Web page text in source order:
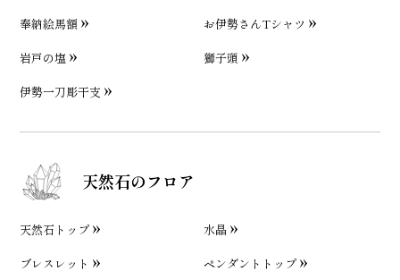
奉納絵馬額
お伊勢さんTシャツ
岩戸の塩
獅子頭
伊勢一刀彫干支
天然石のフロア
天然石トップ
水晶
ブレスレット
ペンダントトップ